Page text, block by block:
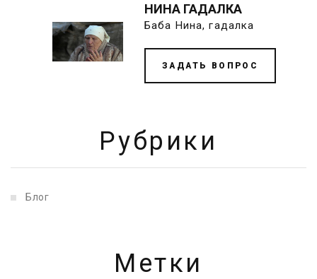
НИНА ГАДАЛКА
Баба Нина, гадалка
ЗАДАТЬ ВОПРОС
Рубрики
Блог
Метки